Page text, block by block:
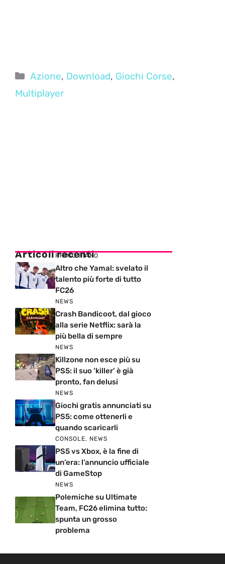
Categorie
Azione, Download, Giochi Corse,
Multiplayer
Articoli recenti
PRIMO PIANO
Altro che Yamal: svelato il
talento più forte di tutto
FC26
NEWS
Crash Bandicoot, dal gioco
alla serie Netflix: sarà la
più bella di sempre
NEWS
Killzone non esce più su
PS5: il suo ‘killer’ è già
pronto, fan delusi
NEWS
Giochi gratis annunciati su
PS5: come ottenerli e
quando scaricarli
CONSOLE, NEWS
PS5 vs Xbox, è la fine di
un’era: l’annuncio ufficiale
di GameStop
NEWS
Polemiche su Ultimate
Team, FC26 elimina tutto:
spunta un grosso
problema